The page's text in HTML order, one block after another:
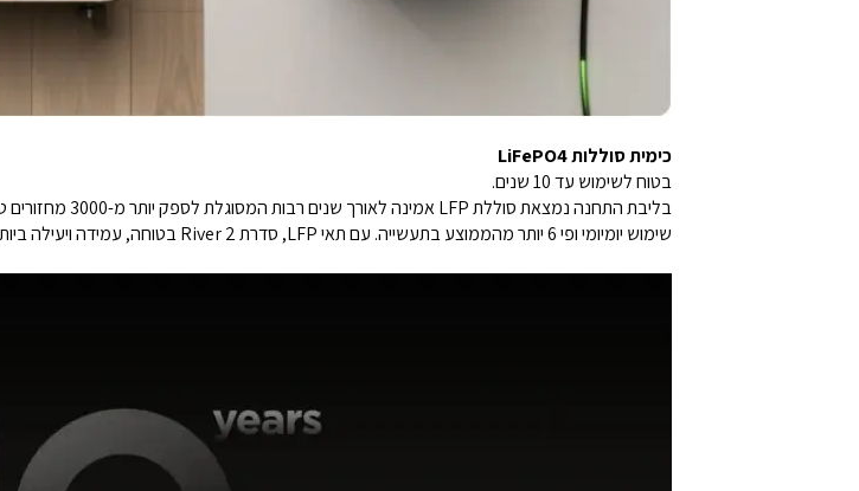
כימית סוללות LiFePO4
בטוח לשימוש עד 10 שנים.
שימוש יומיומי ופי 6 יותר מהממוצע בתעשייה. עם תאי LFP, סדרת River 2 בטוחה, עמידה ויעילה ביותר, גם בטמפרטורות חמות.